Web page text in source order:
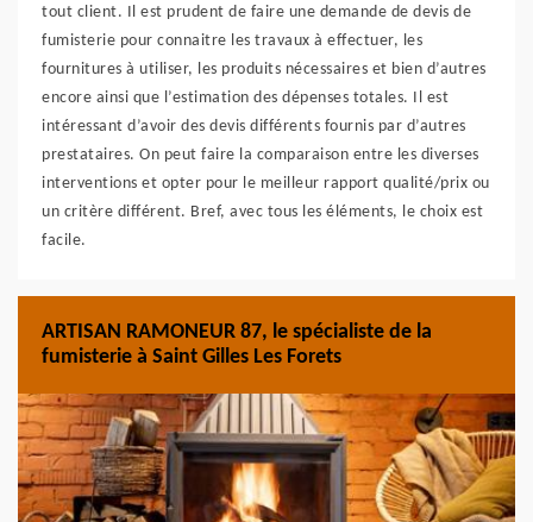
tout client. Il est prudent de faire une demande de devis de
fumisterie pour connaitre les travaux à effectuer, les
fournitures à utiliser, les produits nécessaires et bien d’autres
encore ainsi que l’estimation des dépenses totales. Il est
intéressant d’avoir des devis différents fournis par d’autres
prestataires. On peut faire la comparaison entre les diverses
interventions et opter pour le meilleur rapport qualité/prix ou
un critère différent. Bref, avec tous les éléments, le choix est
facile.
ARTISAN RAMONEUR 87, le spécialiste de la
fumisterie à Saint Gilles Les Forets